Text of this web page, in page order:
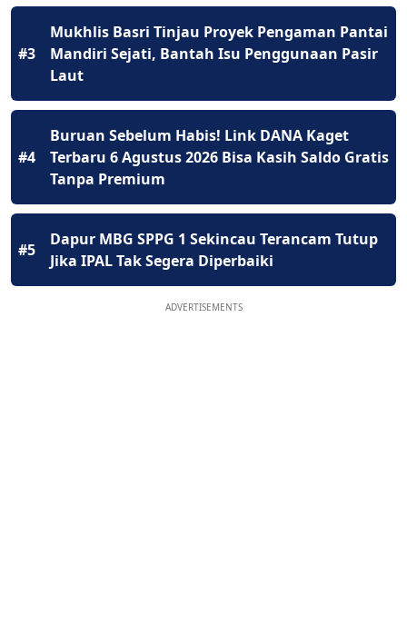
#3
Mukhlis Basri Tinjau Proyek Pengaman Pantai
Mandiri Sejati, Bantah Isu Penggunaan Pasir
Laut
#4
Buruan Sebelum Habis! Link DANA Kaget
Terbaru 6 Agustus 2026 Bisa Kasih Saldo Gratis
Tanpa Premium
#5
Dapur MBG SPPG 1 Sekincau Terancam Tutup
Jika IPAL Tak Segera Diperbaiki
ADVERTISEMENTS